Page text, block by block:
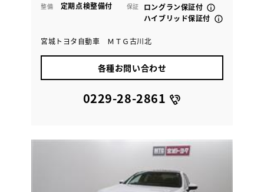
整備 定期点検整備付 保証
ロングラン保証付
ハイブリッド保証付
宮城トヨタ自動車 ＭＴＧ古川北
各種お問い合わせ
0229-28-2861